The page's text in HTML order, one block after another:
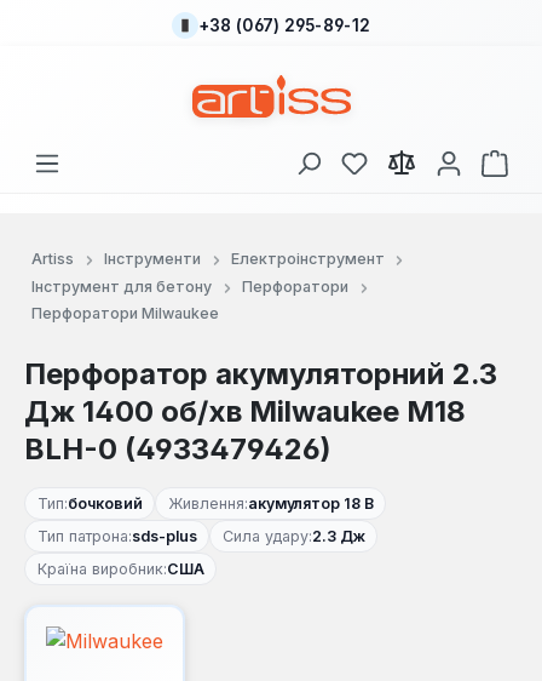
Перейти до основного вмісту
+38 (067) 295-89-12
У вас є 0 у списку
Artiss Інструменти
Електроінструмент
Інструмент для бетону
Перфоратори
Перфоратори Milwaukee
Перфоратор акумуляторний 2.3
Дж 1400 об/хв Milwaukee M18
BLH-0 (4933479426)
Тип:бочковий Живлення:акумулятор 18 В
Тип патрона:sds-plus Сила удару:2.3 Дж
Країна виробник:США